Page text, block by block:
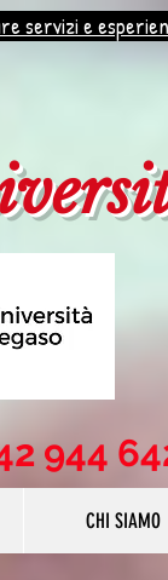
944
servizi e
CHI SIAMO